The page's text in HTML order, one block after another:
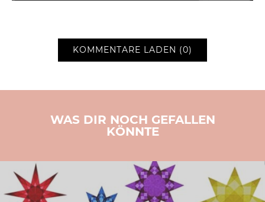
KOMMENTARE LADEN (0)
WAS DIR NOCH GEFALLEN
KÖNNTE